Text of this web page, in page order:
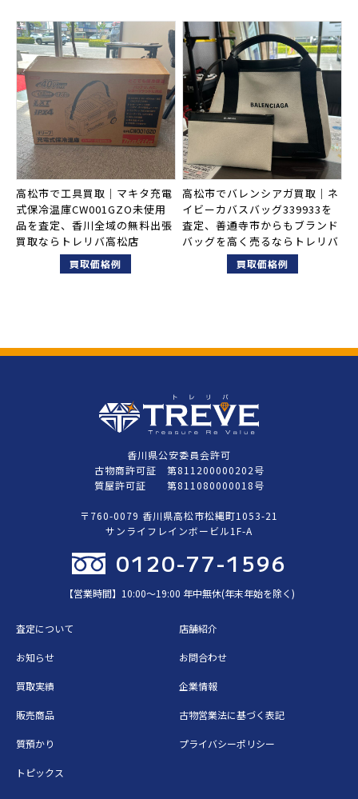
高松市で工具買取｜マキタ充電
式保冷温庫CW001GZO未使用
品を査定、香川全域の無料出張
買取ならトレリバ高松店
買取価格例
高松市でバレンシアガ買取｜ネ
イビーカバスバッグ339933を
査定、善通寺市からもブランド
バッグを高く売るならトレリバ
買取価格例
香川県公安委員会許可
古物商許可証 第811200000202号
質屋許可証 第811080000018号
〒760-0079 香川県高松市松縄町1053-21
サンライフレインボービル1F-A
0120-77-1596
【営業時間】10:00〜19:00 年中無休(年末年始を除く)
査定について 店舗紹介
お知らせ お問合わせ
買取実績 企業情報
販売商品 古物営業法に基づく表記
質預かり プライバシーポリシー
トピックス